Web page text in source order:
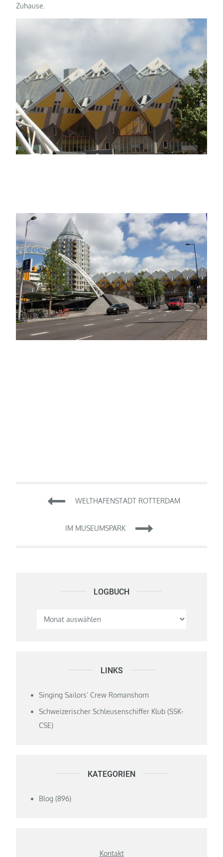
Zuhause.
Beitragsnavigation
WELTHAFENSTADT ROTTERDAM
IM MUSEUMSPARK
LOGBUCH Logbuch
LINKS
Singing Sailors‘ Crew Romanshorn
Schweizerischer Schleusenschiffer Klub (SSK-
CSE)
KATEGORIEN
Blog (896)
Kontakt